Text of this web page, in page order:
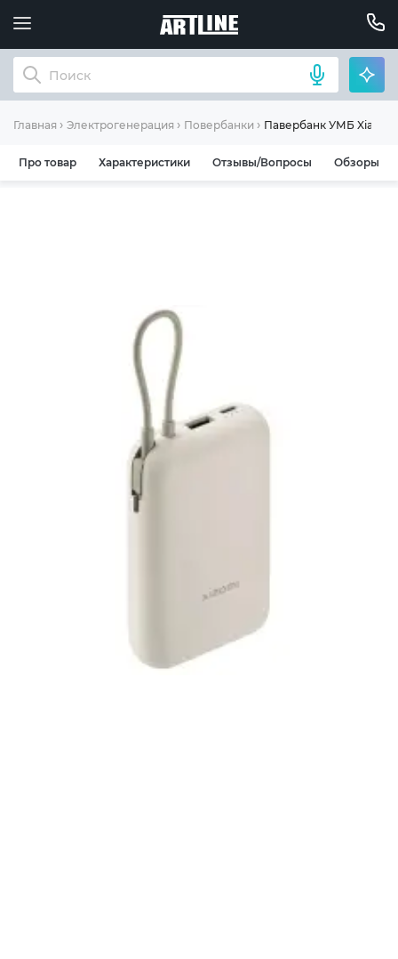
Главная Электрогенерация Повербанки Павербанк УМБ Xiaomi
Про товар Характеристики Отзывы/Вопросы Обзоры